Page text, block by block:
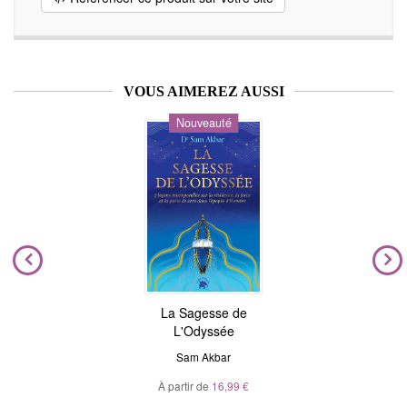
VOUS AIMEREZ AUSSI
Nouveauté
La Sagesse de
L'Odyssée
Sam Akbar
À partir de 16,99 €